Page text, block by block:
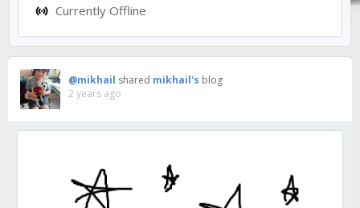
Currently Offline
@mikhail shared mikhail's blog
2 years ago